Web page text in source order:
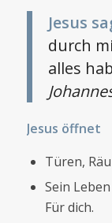
Jesus
durch
alles
Jesus öffnet
Türen,
Sein
Für dich.